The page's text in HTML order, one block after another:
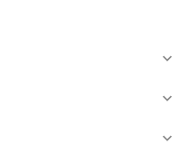


